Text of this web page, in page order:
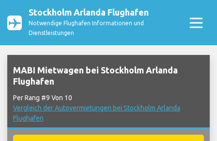
Stockholm Arlanda Flughafen
Notwendige Flughafen Informationen und
Dienstleistungen
MABI Mietwagen bei Stockholm Arlanda
Flughafen
Per Rang #9 Von 10
Vergleich der Autovermietungen bei Stockholm Arlanda
Flughafen